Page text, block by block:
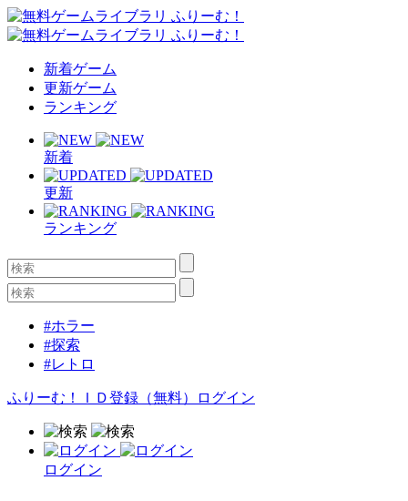
新着ゲーム
更新ゲーム
ランキング
新着
更新
ランキング
#ホラー
#探索
#レトロ
ふりーむ！ＩＤ登録（無料） ログイン
ログイン